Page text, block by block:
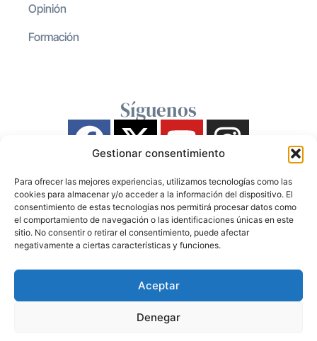
Gestionar consentimiento
Para ofrecer las mejores experiencias, utilizamos tecnologías como las
cookies para almacenar y/o acceder a la información del dispositivo. El
consentimiento de estas tecnologías nos permitirá procesar datos como
el comportamiento de navegación o las identificaciones únicas en este
sitio. No consentir o retirar el consentimiento, puede afectar
negativamente a ciertas características y funciones.
Aceptar
Denegar
Opinión
Formación
Síguenos